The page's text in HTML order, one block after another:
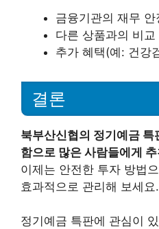
금융기관의 재무 안
다른 상품과의 비교
추가 혜택(예: 건강
결론
북부산신협의 정기예금 특
함으로 많은 사람들에게
이제는 안전한 투자 방법
효과적으로 관리해 보세요.
정기예금 특판에 관심이